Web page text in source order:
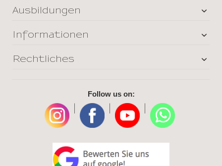
Ausbildungen
Informationen
Rechtliches
Follow us on: